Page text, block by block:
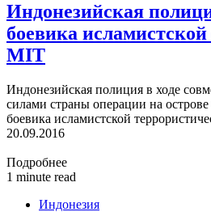
Индонезийская
боевика
MIT
Индонезийская полиция в ходе
силами страны операции на
боевика исламистской
20.09.2016
Подробнее
1 minute read
Индонезия